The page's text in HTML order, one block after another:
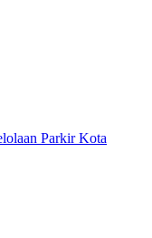
Parkir Kota